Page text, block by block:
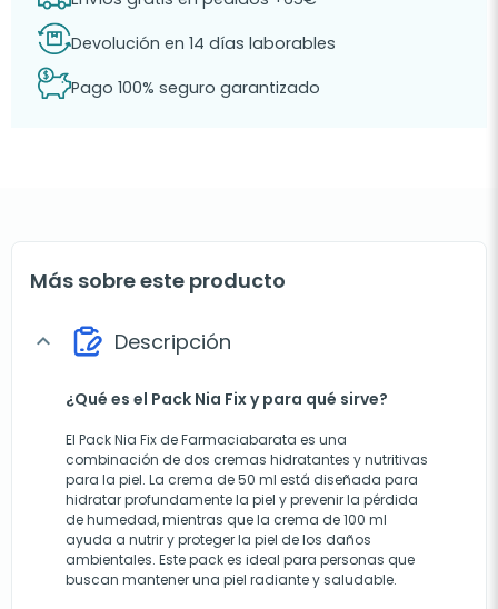
Devolución en 14 días laborables
Pago 100% seguro garantizado
Más sobre este producto
expand_more Descripción
¿Qué es el Pack Nia Fix y para qué sirve?
El Pack Nia Fix de Farmaciabarata es una
combinación de dos cremas hidratantes y nutritivas
para la piel. La crema de 50 ml está diseñada para
hidratar profundamente la piel y prevenir la pérdida
de humedad, mientras que la crema de 100 ml
ayuda a nutrir y proteger la piel de los daños
ambientales. Este pack es ideal para personas que
buscan mantener una piel radiante y saludable.